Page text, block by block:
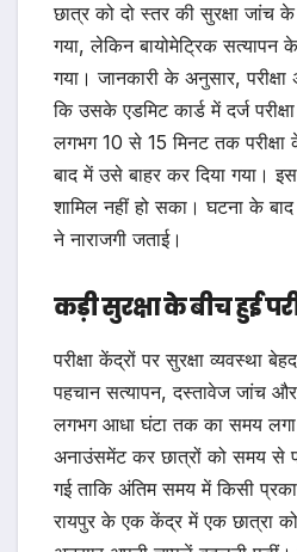
छात्र को दो स्तर की सुरक्षा जांच
गया, लेकिन बायोमेट्रिक सत्यापन
गया। जानकारी के अनुसार,
कि उसके एडमिट कार्ड में दर्ज
लगभग 10 से 15 मिनट तक
बाद में उसे बाहर कर दिया गया।
शामिल नहीं हो सका। घटना के
ने नाराजगी जताई।
कड़ी सुरक्षा के बीच हुई
परीक्षा केंद्रों पर सुरक्षा व्यवस्था
पहचान सत्यापन, दस्तावेज जांच और
लगभग आधा घंटा तक का समय लगा।
अनाउंसमेंट कर छात्रों को समय से
गई ताकि अंतिम समय में किसी
रायपुर के एक केंद्र में एक छात्रा को